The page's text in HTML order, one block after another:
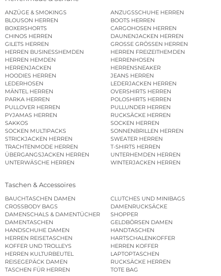
ANZÜGE & SMOKINGS
ANZUGSSCHUHE HERREN
BLOUSON HERREN
BOOTS HERREN
BOXERSHORTS
CARGOHOSEN HERREN
CHINOS HERREN
DAUNENJACKEN HERREN
GILETS HERREN
GROSSE GRÖSSEN HERREN
HERREN BUSINESSHEMDEN
HERREN FREIZEITHEMDEN
HERREN HEMDEN
HERRENHOSEN
HERRENJACKEN
HERRENSNEAKER
HOODIES HERREN
JEANS HERREN
LEDERHOSEN
LEDERJACKEN HERREN
MÄNTEL HERREN
OVERSHIRTS HERREN
PARKA HERREN
POLOSHIRTS HERREN
PULLOVER HERREN
PULLUNDER HERREN
PYJAMAS HERREN
RUCKSÄCKE HERREN
SAKKOS
SOCKEN HERREN
SOCKEN MULTIPACKS
SONNENBRILLEN HERREN
STRICKJACKEN HERREN
SWEATER HERREN
TRACHTENMODE HERREN
T-SHIRTS HERREN
ÜBERGANGSJACKEN HERREN
UNTERHEMDEN HERREN
UNTERWÄSCHE HERREN
WINTERJACKEN HERREN
Taschen & Accessoires
BAUCHTASCHEN DAMEN
CLUTCHES UND MINIBAGS
CROSSBODY BAGS
DAMENRUCKSÄCKE
DAMENSCHALS & DAMENTÜCHER
SHOPPER
DAMENTASCHEN
GELDBÖRSEN DAMEN
HANDSCHUHE DAMEN
HANDTASCHEN
HERREN REISETASCHEN
HARTSCHALENKOFFER
KOFFER UND TROLLEYS
HERREN KOFFER
HERREN KULTURBEUTEL
LAPTOPTASCHEN
REISEGEPÄCK DAMEN
RUCKSÄCKE HERREN
TASCHEN FÜR HERREN
TOTE BAG